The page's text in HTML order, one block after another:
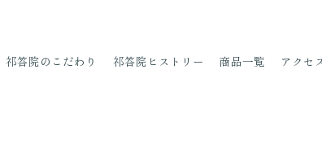
祁答院の こだわり 祁答院 ヒストリー 商品一覧 アクセ